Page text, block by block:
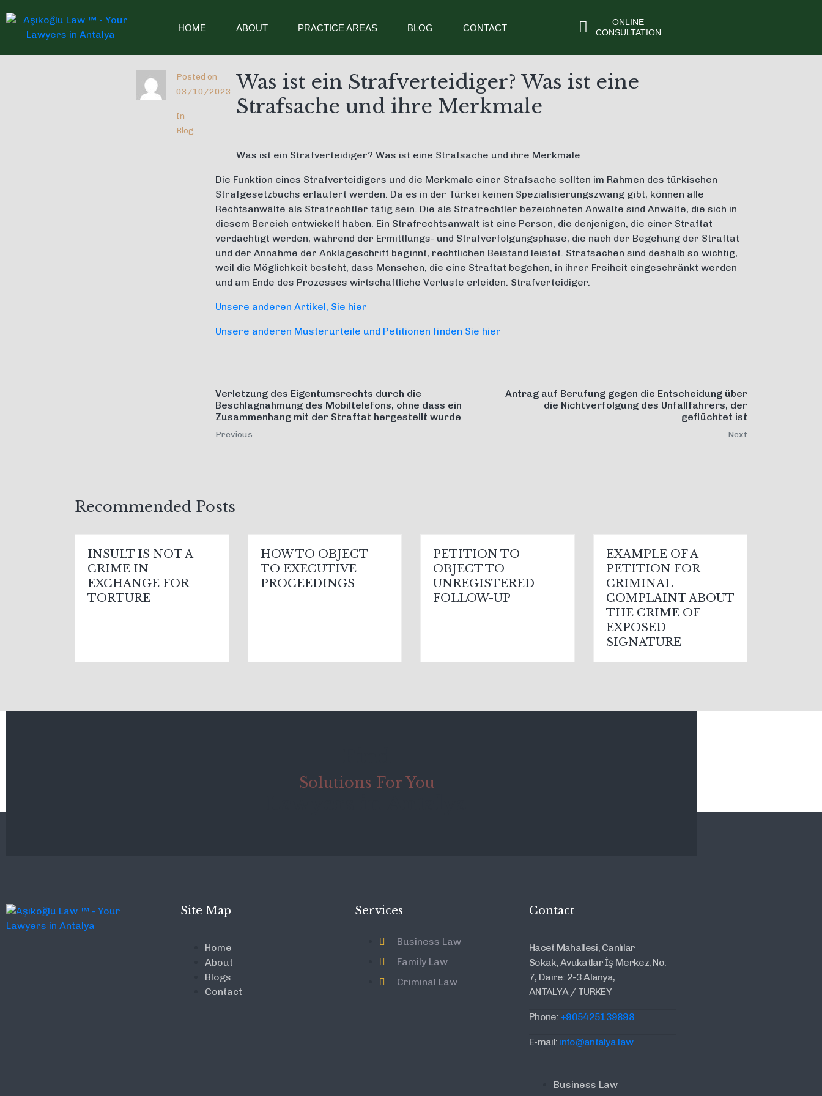
HOME ABOUT PRACTICE AREAS BLOG CONTACT
ONLINE
CONSULTATION
Posted on
03/10/2023
In
Blog
Was ist ein Strafverteidiger? Was ist eine
Strafsache und ihre Merkmale
Was ist ein Strafverteidiger? Was ist eine Strafsache und ihre Merkmale
Die Funktion eines Strafverteidigers und die Merkmale einer Strafsache sollten im Rahmen des türkischen
Strafgesetzbuchs erläutert werden. Da es in der Türkei keinen Spezialisierungszwang gibt, können alle
Rechtsanwälte als Strafrechtler tätig sein. Die als Strafrechtler bezeichneten Anwälte sind Anwälte, die sich in
diesem Bereich entwickelt haben. Ein Strafrechtsanwalt ist eine Person, die denjenigen, die einer Straftat
verdächtigt werden, während der Ermittlungs- und Strafverfolgungsphase, die nach der Begehung der Straftat
und der Annahme der Anklageschrift beginnt, rechtlichen Beistand leistet. Strafsachen sind deshalb so wichtig,
weil die Möglichkeit besteht, dass Menschen, die eine Straftat begehen, in ihrer Freiheit eingeschränkt werden
und am Ende des Prozesses wirtschaftliche Verluste erleiden. Strafverteidiger.
Unsere anderen Artikel, Sie hier
Unsere anderen Musterurteile und Petitionen finden Sie hier
Verletzung des Eigentumsrechts durch die
Beschlagnahmung des Mobiltelefons, ohne dass ein
Zusammenhang mit der Straftat hergestellt wurde
Previous
Antrag auf Berufung gegen die Entscheidung über
die Nichtverfolgung des Unfallfahrers, der
geflüchtet ist
Next
Recommended Posts
INSULT IS NOT A
CRIME IN
EXCHANGE FOR
TORTURE
HOW TO OBJECT
TO EXECUTIVE
PROCEEDINGS
PETITION TO
OBJECT TO
UNREGISTERED
FOLLOW-UP
EXAMPLE OF A
PETITION FOR
CRIMINAL
COMPLAINT ABOUT
THE CRIME OF
EXPOSED
SIGNATURE
Solutions For You
Site Map
Home
About
Blogs
Contact
Services
Business Law
Family Law
Criminal Law
Contact
Hacet Mahallesi, Canlılar
Sokak, Avukatlar İş Merkez, No:
7, Daire: 2-3 Alanya,
ANTALYA / TURKEY
Phone: +905425139898
E-mail: info@antalya.law
Business Law